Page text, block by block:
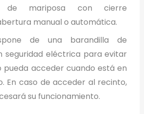
de mariposa con cierre
manual o automática.
de una barandilla de
seguridad eléctrica para evitar
pueda acceder cuando está en
En caso de acceder al recinto,
su funcionamiento.